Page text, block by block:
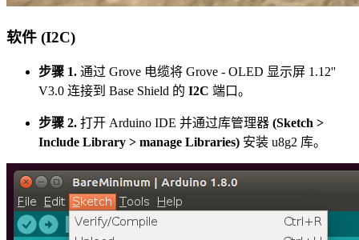
软件 (I2C)
步骤 1. 通过 Grove 电缆将 Grove - OLED 显示屏 1.12''
V3.0 连接到 Base Shield 的 I2C 端口。
步骤 2. 打开 Arduino IDE 并通过库管理器 (Sketch >
Include Library > manage Libraries) 安装 u8g2 库。